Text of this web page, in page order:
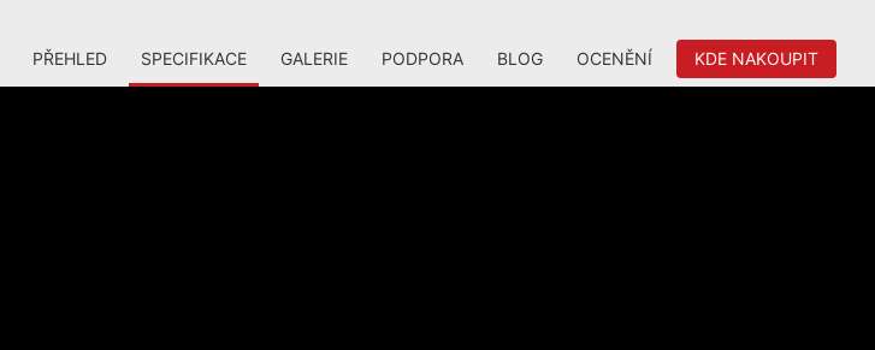
PŘEHLED SPECIFIKACE GALERIE PODPORA BLOG OCENĚNÍ KDE NAKOUPIT